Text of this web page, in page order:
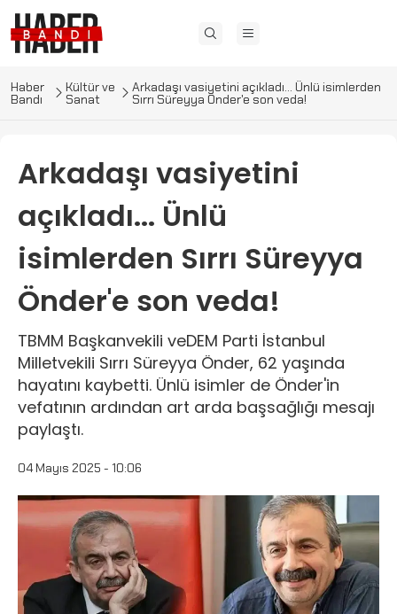
Haber
Bandı
Kültür ve
Sanat
Arkadaşı vasiyetini açıkladı... Ünlü isimlerden
Sırrı Süreyya Önder'e son veda!
Arkadaşı vasiyetini
açıkladı... Ünlü
isimlerden Sırrı Süreyya
Önder'e son veda!
TBMM Başkanvekili veDEM Parti İstanbul
Milletvekili Sırrı Süreyya Önder, 62 yaşında
hayatını kaybetti. Ünlü isimler de Önder'in
vefatının ardından art arda başsağlığı mesajı
paylaştı.
04 Mayıs 2025 - 10:06